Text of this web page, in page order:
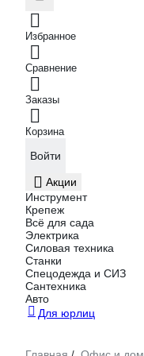
Избранное
Сравнение
Заказы
Корзина
Войти
Акции
Инструмент
Крепеж
Всё для сада
Электрика
Силовая техника
Станки
Спецодежда и СИЗ
Сантехника
Авто
Для юрлиц